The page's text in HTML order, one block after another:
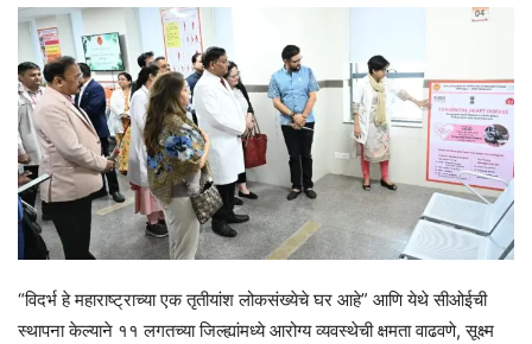
“विदर्भ हे महाराष्ट्राच्या एक तृतीयांश लोकसंख्येचे घर आहे” आणि येथे सीओईची
स्थापना केल्याने ११ लगतच्या जिल्ह्यांमध्ये आरोग्य व्यवस्थेची क्षमता वाढवणे, सूक्ष्म